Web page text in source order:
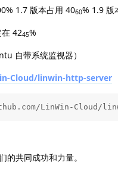
1.7 版本占用 4060% 1.9 版
4245%
自带系统监视器）
Cloud/linwin-http-server
LinWin-Cloud/
共同成功和力量。